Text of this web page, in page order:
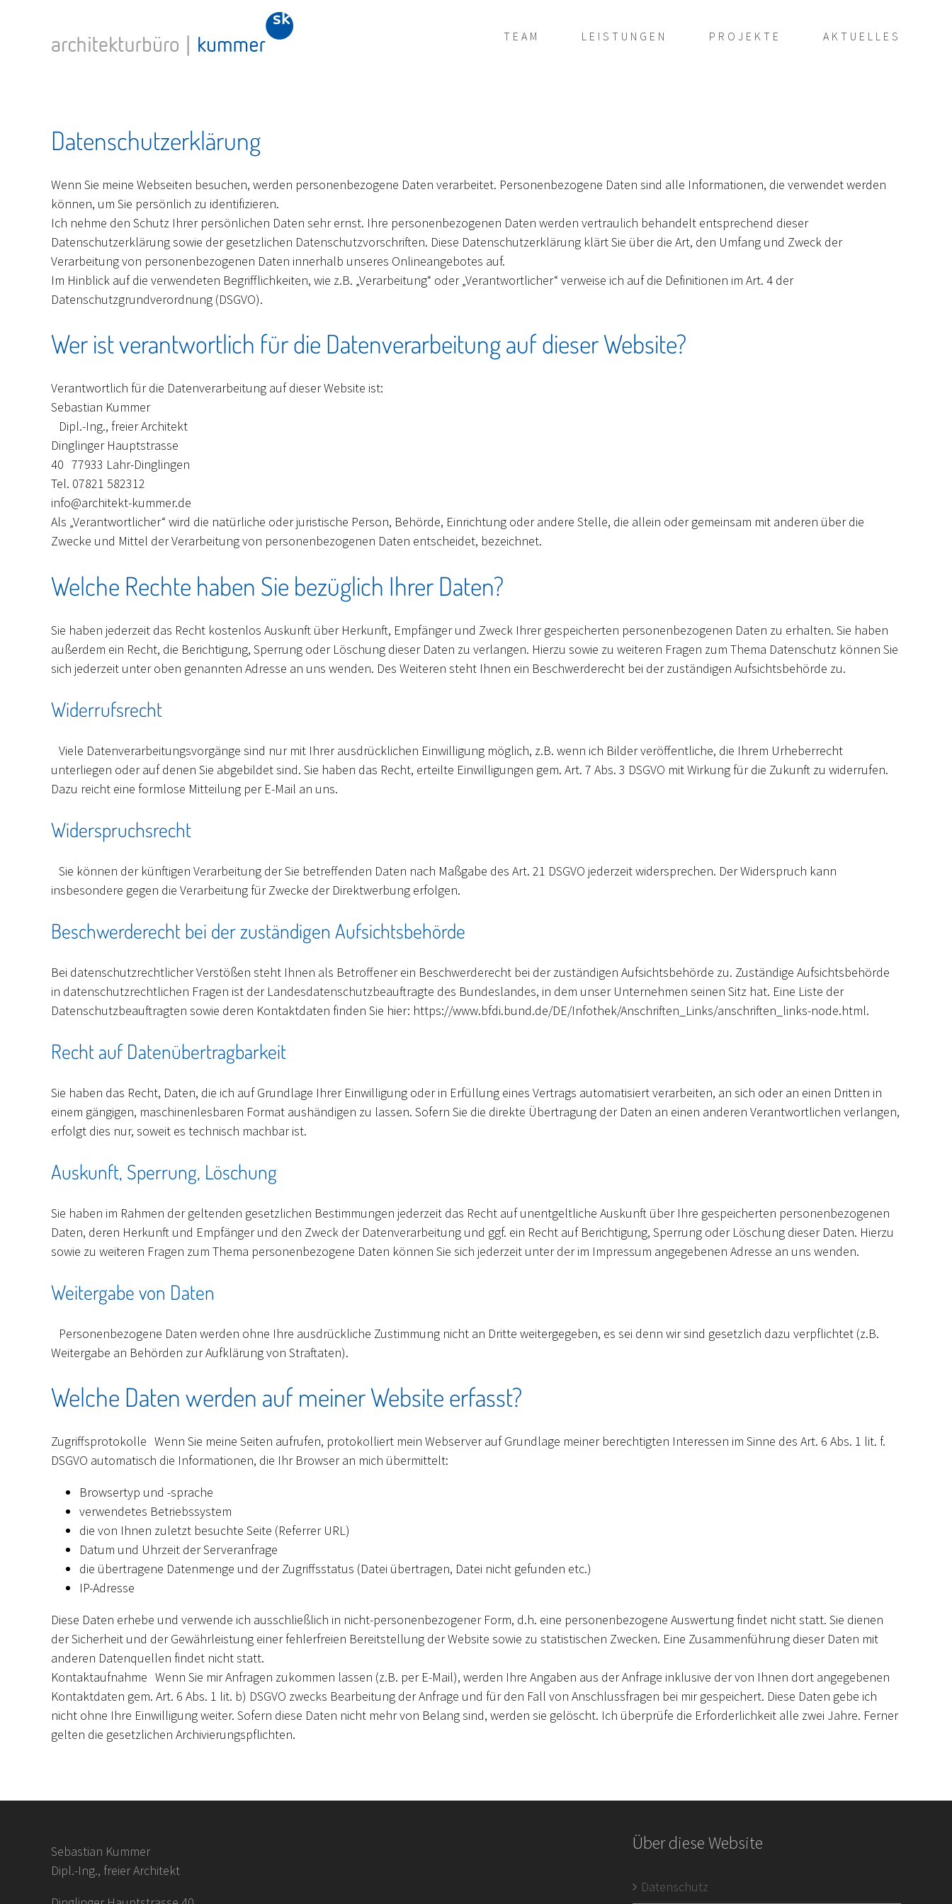
TEAM LEISTUNGEN PROJEKTE AKTUELLES
Datenschutzerklärung
Wenn Sie meine Webseiten besuchen, werden personenbezogene Daten verarbeitet. Personenbezogene Daten sind alle Informationen, die verwendet werden
können, um Sie persönlich zu identifizieren.
Ich nehme den Schutz Ihrer persönlichen Daten sehr ernst. Ihre personenbezogenen Daten werden vertraulich behandelt entsprechend dieser
Datenschutzerklärung sowie der gesetzlichen Datenschutzvorschriften. Diese Datenschutzerklärung klärt Sie über die Art, den Umfang und Zweck der
Verarbeitung von personenbezogenen Daten innerhalb unseres Onlineangebotes auf.
Im Hinblick auf die verwendeten Begrifflichkeiten, wie z.B. „Verarbeitung“ oder „Verantwortlicher“ verweise ich auf die Definitionen im Art. 4 der
Datenschutzgrundverordnung (DSGVO).
Wer ist verantwortlich für die Datenverarbeitung auf dieser Website?
Verantwortlich für die Datenverarbeitung auf dieser Website ist:
Sebastian Kummer
Dipl.-Ing., freier Architekt
Dinglinger Hauptstrasse
40 77933 Lahr-Dinglingen
Tel. 07821 582312
info@architekt-kummer.de
Als „Verantwortlicher“ wird die natürliche oder juristische Person, Behörde, Einrichtung oder andere Stelle, die allein oder gemeinsam mit anderen über die
Zwecke und Mittel der Verarbeitung von personenbezogenen Daten entscheidet, bezeichnet.
Welche Rechte haben Sie bezüglich Ihrer Daten?
Sie haben jederzeit das Recht kostenlos Auskunft über Herkunft, Empfänger und Zweck Ihrer gespeicherten personenbezogenen Daten zu erhalten. Sie haben
außerdem ein Recht, die Berichtigung, Sperrung oder Löschung dieser Daten zu verlangen. Hierzu sowie zu weiteren Fragen zum Thema Datenschutz können Sie
sich jederzeit unter oben genannten Adresse an uns wenden. Des Weiteren steht Ihnen ein Beschwerderecht bei der zuständigen Aufsichtsbehörde zu.
Widerrufsrecht
Viele Datenverarbeitungsvorgänge sind nur mit Ihrer ausdrücklichen Einwilligung möglich, z.B. wenn ich Bilder veröffentliche, die Ihrem Urheberrecht
unterliegen oder auf denen Sie abgebildet sind. Sie haben das Recht, erteilte Einwilligungen gem. Art. 7 Abs. 3 DSGVO mit Wirkung für die Zukunft zu widerrufen.
Dazu reicht eine formlose Mitteilung per E-Mail an uns.
Widerspruchsrecht
Sie können der künftigen Verarbeitung der Sie betreffenden Daten nach Maßgabe des Art. 21 DSGVO jederzeit widersprechen. Der Widerspruch kann
insbesondere gegen die Verarbeitung für Zwecke der Direktwerbung erfolgen.
Beschwerderecht bei der zuständigen Aufsichtsbehörde
Bei datenschutzrechtlicher Verstößen steht Ihnen als Betroffener ein Beschwerderecht bei der zuständigen Aufsichtsbehörde zu. Zuständige Aufsichtsbehörde
in datenschutzrechtlichen Fragen ist der Landesdatenschutzbeauftragte des Bundeslandes, in dem unser Unternehmen seinen Sitz hat. Eine Liste der
Datenschutzbeauftragten sowie deren Kontaktdaten finden Sie hier: https://www.bfdi.bund.de/DE/Infothek/Anschriften_Links/anschriften_links-node.html.
Recht auf Datenübertragbarkeit
Sie haben das Recht, Daten, die ich auf Grundlage Ihrer Einwilligung oder in Erfüllung eines Vertrags automatisiert verarbeiten, an sich oder an einen Dritten in
einem gängigen, maschinenlesbaren Format aushändigen zu lassen. Sofern Sie die direkte Übertragung der Daten an einen anderen Verantwortlichen verlangen,
erfolgt dies nur, soweit es technisch machbar ist.
Auskunft, Sperrung, Löschung
Sie haben im Rahmen der geltenden gesetzlichen Bestimmungen jederzeit das Recht auf unentgeltliche Auskunft über Ihre gespeicherten personenbezogenen
Daten, deren Herkunft und Empfänger und den Zweck der Datenverarbeitung und ggf. ein Recht auf Berichtigung, Sperrung oder Löschung dieser Daten. Hierzu
sowie zu weiteren Fragen zum Thema personenbezogene Daten können Sie sich jederzeit unter der im Impressum angegebenen Adresse an uns wenden.
Weitergabe von Daten
Personenbezogene Daten werden ohne Ihre ausdrückliche Zustimmung nicht an Dritte weitergegeben, es sei denn wir sind gesetzlich dazu verpflichtet (z.B.
Weitergabe an Behörden zur Aufklärung von Straftaten).
Welche Daten werden auf meiner Website erfasst?
Zugriffsprotokolle Wenn Sie meine Seiten aufrufen, protokolliert mein Webserver auf Grundlage meiner berechtigten Interessen im Sinne des Art. 6 Abs. 1 lit. f.
DSGVO automatisch die Informationen, die Ihr Browser an mich übermittelt:
Browsertyp und -sprache
verwendetes Betriebssystem
die von Ihnen zuletzt besuchte Seite (Referrer URL)
Datum und Uhrzeit der Serveranfrage
die übertragene Datenmenge und der Zugriffsstatus (Datei übertragen, Datei nicht gefunden etc.)
IP-Adresse
Diese Daten erhebe und verwende ich ausschließlich in nicht-personenbezogener Form, d.h. eine personenbezogene Auswertung findet nicht statt. Sie dienen
der Sicherheit und der Gewährleistung einer fehlerfreien Bereitstellung der Website sowie zu statistischen Zwecken. Eine Zusammenführung dieser Daten mit
anderen Datenquellen findet nicht statt.
Kontaktaufnahme Wenn Sie mir Anfragen zukommen lassen (z.B. per E-Mail), werden Ihre Angaben aus der Anfrage inklusive der von Ihnen dort angegebenen
Kontaktdaten gem. Art. 6 Abs. 1 lit. b) DSGVO zwecks Bearbeitung der Anfrage und für den Fall von Anschlussfragen bei mir gespeichert. Diese Daten gebe ich
nicht ohne Ihre Einwilligung weiter. Sofern diese Daten nicht mehr von Belang sind, werden sie gelöscht. Ich überprüfe die Erforderlichkeit alle zwei Jahre. Ferner
gelten die gesetzlichen Archivierungspflichten.
Sebastian Kummer
Dipl.-Ing., freier Architekt
Über diese Website
Datenschutz